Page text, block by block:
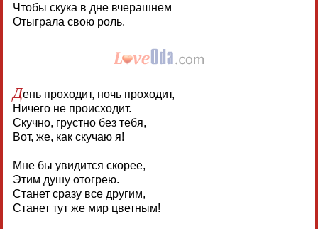
Чтобы скука в дне вчерашнем
Отыграла свою роль.
День проходит, ночь проходит,
Ничего не происходит.
Скучно, грустно без тебя,
Вот, же, как скучаю я!
Мне бы увидится скорее,
Этим душу отогрею.
Станет сразу все другим,
Станет тут же мир цветным!